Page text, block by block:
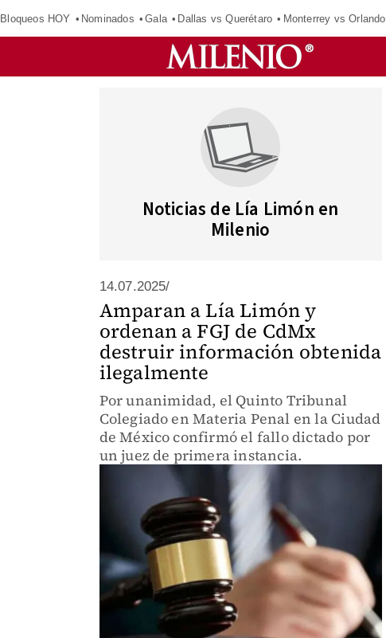
Bloqueos HOY Nominados Gala Dallas vs Querétaro Monterrey vs Orlando
Noticias de Lía Limón en
Milenio
14.07.2025/
Amparan a Lía Limón y
ordenan a FGJ de CdMx
destruir información obtenida
ilegalmente
Por unanimidad, el Quinto Tribunal
Colegiado en Materia Penal en la Ciudad
de México confirmó el fallo dictado por
un juez de primera instancia.